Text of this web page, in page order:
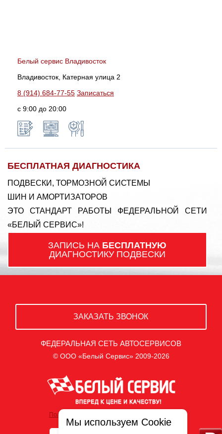
Белый сервис Владивосток
Владивосток, Катерная улица 2
8 (914) 684-77-55 Записаться
с 9:00 до 20:00
БЕСПЛАТНАЯ ДИАГНОСТИКА
ПОДВЕСКИ, ТОРМОЗНОЙ СИСТЕМЫ
ШИН И АМОРТИЗАТОРОВ
ЭТО СТАНДАРТ РАБОТЫ ФЕДЕРАЛЬНОЙ СЕТИ
«БЕЛЫЙ СЕРВИС»!
ЗАПИСЬ НА БЕСПЛАТНУЮ
ДИАГНОСТИКУ ПОДВЕСКИ
ЗАКАЗАТЬ ЗВОНОК
ФЕДЕРАЛЬНАЯ СЕТЬ АВТОСЕРВИСОВ
© ООО «Белый Сервис» 2009-2026
Политика обработки персональных данных
Мы используем Cookie